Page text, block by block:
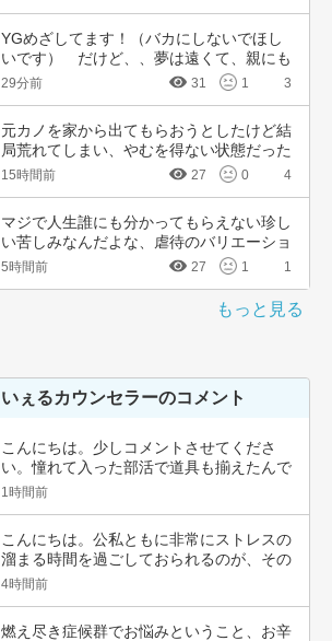
YGめざしてます！（バカにしないでほし
いです）　だけど、、夢は遠くて、親にも
言えない…
29分前 31 1 3
元カノを家から出てもらおうとしたけど結
局荒れてしまい、やむを得ない状態だった
為警察を…
15時間前 27 0 4
マジで人生誰にも分かってもらえない珍し
い苦しみなんだよな、虐待のバリエーショ
ンも体の…
5時間前 27 1 1
もっと見る
いぇるカウンセラーのコメント
こんにちは。少しコメントさせてくださ
い。憧れて入った部活で道具も揃えたんで
すよね。頑…
1時間前
こんにちは。公私ともに非常にストレスの
溜まる時間を過ごしておられるのが、その
辛さと共…
4時間前
燃え尽き症候群でお悩みということ、お辛